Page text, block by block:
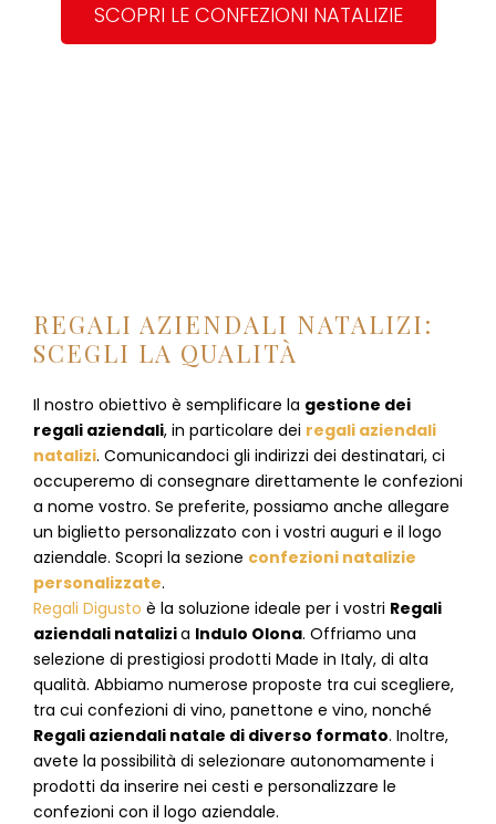
SCOPRI LE CONFEZIONI NATALIZIE
REGALI AZIENDALI NATALIZI:
SCEGLI LA QUALITÀ
Il nostro obiettivo è semplificare la gestione dei
regali aziendali, in particolare dei regali aziendali
natalizi. Comunicandoci gli indirizzi dei destinatari, ci
occuperemo di consegnare direttamente le confezioni
a nome vostro. Se preferite, possiamo anche allegare
un biglietto personalizzato con i vostri auguri e il logo
aziendale. Scopri la sezione confezioni natalizie
personalizzate.
Regali Digusto è la soluzione ideale per i vostri Regali
aziendali natalizia Indulo Olona. Offriamo una
selezione di prestigiosi prodotti Made in Italy, di alta
qualità. Abbiamo numerose proposte tra cui scegliere,
tra cui confezioni di vino, panettone e vino, nonché
Regali aziendali natale di diverso formato. Inoltre,
avete la possibilità di selezionare autonomamente i
prodotti da inserire nei cesti e personalizzare le
confezioni con il logo aziendale.